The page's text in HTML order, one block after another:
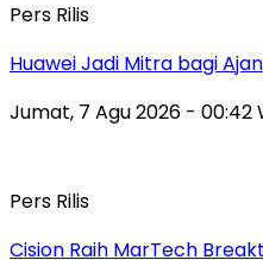
Pers Rilis
Huawei Jadi Mitra bagi
Jumat, 7 Agu 2026 - 00:42
Pers Rilis
Cision Raih MarTech